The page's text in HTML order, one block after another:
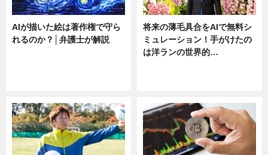
AIが描いた絵は著作権で守ら
れるのか？│弁護士が解説
将来の薄毛具合をAIで無料シ
ミュレーション！手がけたの
は洋ランの世界的…